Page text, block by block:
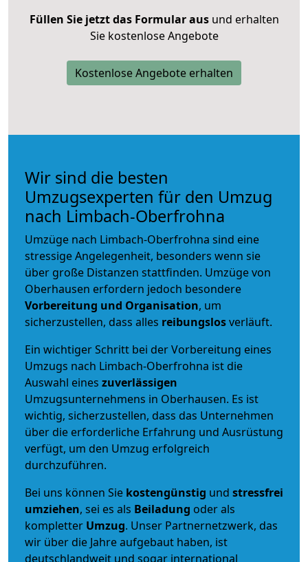
Füllen Sie jetzt das Formular ausund erhalten
Sie kostenlose Angebote
Kostenlose Angebote erhalten
Wir sind die besten
Umzugsexperten für den Umzug
nach Limbach-Oberfrohna
Umzüge nach Limbach-Oberfrohna sind eine
stressige Angelegenheit, besonders wenn sie
über große Distanzen stattfinden. Umzüge von
Oberhausen erfordern jedoch besondere
Vorbereitung und Organisation, um
sicherzustellen, dass alles reibungslosverläuft.
Ein wichtiger Schritt bei der Vorbereitung eines
Umzugs nach Limbach-Oberfrohna ist die
Auswahl eines zuverlässigen
Umzugsunternehmens in Oberhausen. Es ist
wichtig, sicherzustellen, dass das Unternehmen
über die erforderliche Erfahrung und Ausrüstung
verfügt, um den Umzug erfolgreich
durchzuführen.
Bei uns können Sie kostengünstig und stressfrei
umziehen, sei es als Beiladung oder als
kompletter Umzug. Unser Partnernetzwerk, das
wir über die Jahre aufgebaut haben, ist
deutschlandweit und sogar international